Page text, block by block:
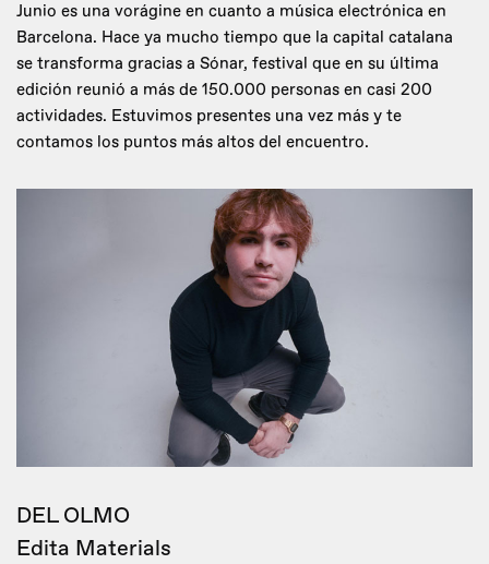
Junio es una vorágine en cuanto a música electrónica en
Barcelona. Hace ya mucho tiempo que la capital catalana
se transforma gracias a Sónar, festival que en su última
edición reunió a más de 150.000 personas en casi 200
actividades. Estuvimos presentes una vez más y te
contamos los puntos más altos del encuentro.
DEL OLMO
Edita Materials